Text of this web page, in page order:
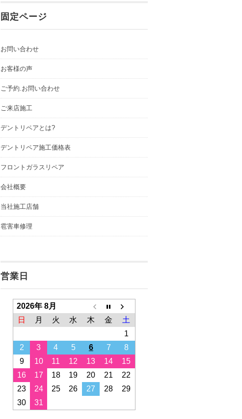
固定ページ
お問い合わせ
お客様の声
ご予約.お問い合わせ
ご来店施工
デントリペアとは?
デントリペア施工価格表
フロントガラスリペア
会社概要
当社施工店舗
雹害車修理
営業日
2026年 8月
日
月 火 水 木 金
土
1
2
3 4 5 6 7
8
9
10 11 12 13 14
15
16
17 18 19 20 21
22
23
24 25 26 27 28
29
30
31